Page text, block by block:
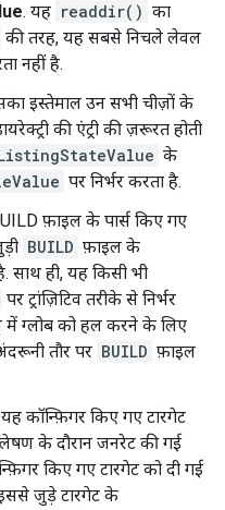
. यह readdir() का
की तरह, यह सबसे निचले लेवल
नहीं है.
इस्तेमाल उन सभी चीज़ों के
की एंट्री की ज़रूरत होती
के
पर निर्भर करता है.
फ़ाइल के पार्स किए गए
BUILD फ़ाइल के
साथ ही, यह किसी भी
पर ट्रांज़िटिव तरीके से निर्भर
ग्लोब को हल करने के लिए
तौर पर BUILD फ़ाइल
कॉन्फ़िगर किए गए टारगेट
के दौरान जनरेट की गई
किए गए टारगेट को दी गई
इससे जुड़े टारगेट के